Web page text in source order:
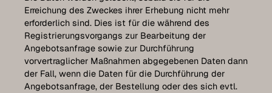
Erreichung des Zweckes ihrer Erhebung nicht mehr
erforderlich sind. Dies ist für die während des
Registrierungsvorgangs zur Bearbeitung der
Angebotsanfrage sowie zur Durchführung
vorvertraglicher Maßnahmen abgegebenen Daten dann
der Fall, wenn die Daten für die Durchführung der
Angebotsanfrage, der Bestellung oder des sich evtl.